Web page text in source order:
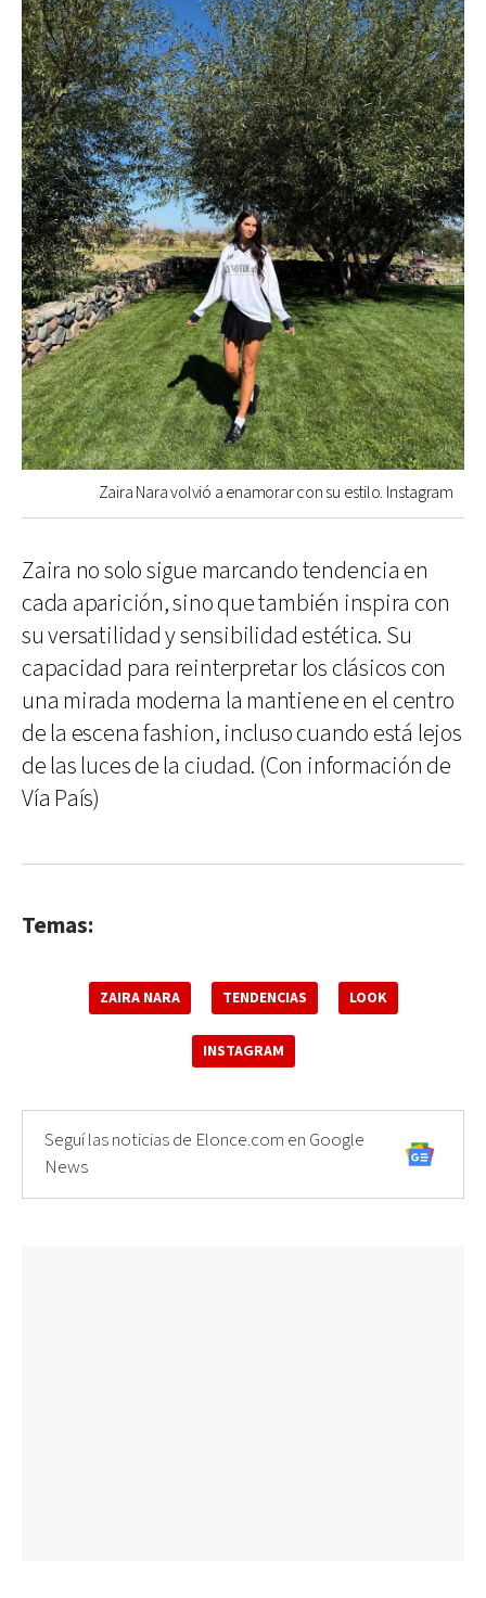
Zaira Nara volvió a enamorar con su estilo. Instagram
Zaira no solo sigue marcando tendencia en
cada aparición, sino que también inspira con
su versatilidad y sensibilidad estética. Su
capacidad para reinterpretar los clásicos con
una mirada moderna la mantiene en el centro
de la escena fashion, incluso cuando está lejos
de las luces de la ciudad. (Con información de
Vía País)
Temas:
ZAIRA NARA TENDENCIAS LOOK
INSTAGRAM
Seguí las noticias de Elonce.com en Google
News